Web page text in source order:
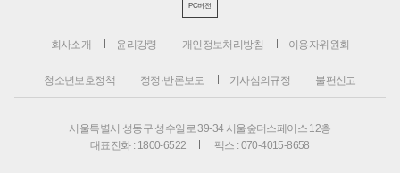
PC버전
회사소개 윤리강령 개인정보처리방침 이용자위원회
청소년보호정책 정정·반론보도 기사심의규정 불편신고
서울특별시 성동구 성수일로 39-34 서울숲더스페이스 12층
대표전화 : 1800-6522
팩스 : 070-4015-8658